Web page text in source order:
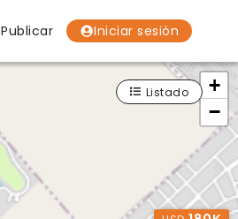
Publicar Iniciar sesión
Listado
+
−